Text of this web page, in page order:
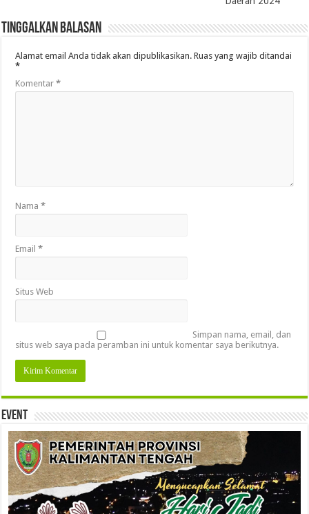
Tinggalkan Balasan
Alamat email Anda tidak akan dipublikasikan. Ruas yang wajib ditandai
*
Komentar*
Nama*
Email*
Situs Web
Simpan nama, email, dan
situs web saya pada peramban ini untuk komentar saya berikutnya.
Event